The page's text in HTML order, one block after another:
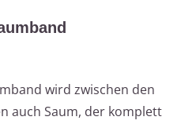
wird zwischen den
auch Saum, der komplett